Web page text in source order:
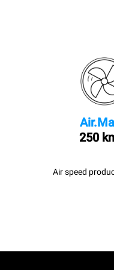
250
Air speed